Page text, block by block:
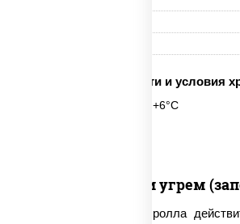
Срок годности и условия
6 часов при t° от +2°C до +6°C
С креветкой и угрем
Для тех, кто ждет от ролла